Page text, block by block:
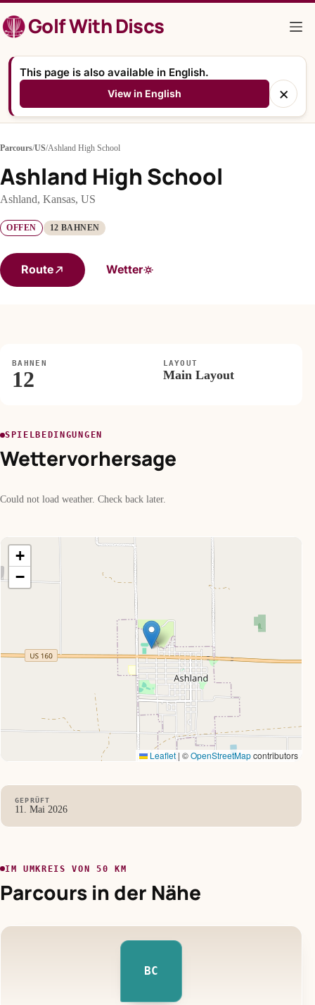
Inhalt
springenGolf With Discs
This page is also available in English.
View in English ×
Parcours/US/Ashland High School
Ashland High School
Ashland, Kansas, US
OFFEN 12 BAHNEN
Route Wetter
BAHNEN
12
LAYOUT
Main Layout
SPIELBEDINGUNGEN
Wettervorhersage
Could not load weather. Check back later.
+
−
Leaflet | ©OpenStreetMapcontributors
GEPRÜFT
11. Mai 2026
IM UMKREIS VON 50 KM
Parcours in der Nähe
BC